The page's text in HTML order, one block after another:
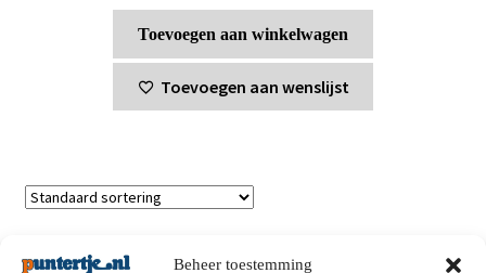
Beheer toestemming
Toevoegen aan winkelwagen
Toevoegen aan wenslijst